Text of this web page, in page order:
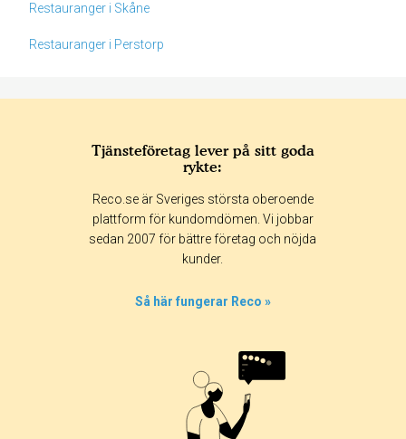
Restauranger i Skåne
Restauranger i Perstorp
365 dagar 90 dagar
30 dagar
Tjänsteföretag lever på sitt goda
rykte:
Reco.se är Sveriges största oberoende
plattform för kundomdömen. Vi jobbar
sedan 2007 för bättre företag och nöjda
kunder.
Så här fungerar Reco »